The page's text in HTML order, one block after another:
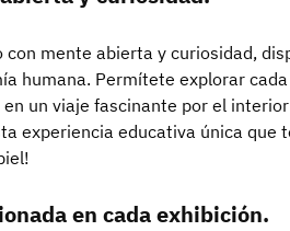
mente abierta y curiosidad,
humana. Permítete explorar
un viaje fascinante por el
experiencia educativa única que
en cada exhibición.